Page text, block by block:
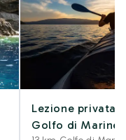
Lezione privata
Golfo di